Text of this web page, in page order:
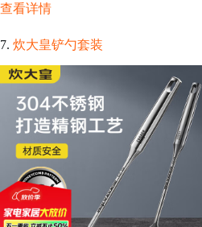
查看详情
7. 炊大皇铲勺套装